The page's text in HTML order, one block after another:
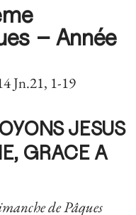
– Année
Jn.21, 1-19
JESUS
GRACE A
de Pâques